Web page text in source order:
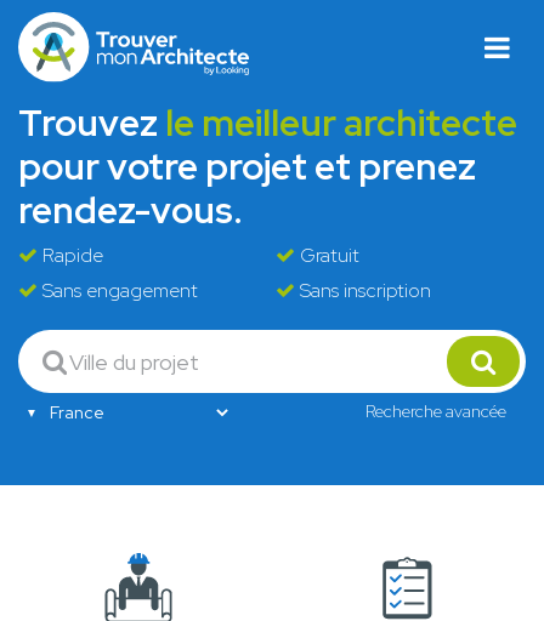
Trouvez le meilleur architecte
pour votre projet et prenez
rendez-vous.
Rapide
Gratuit
Sans engagement
Sans inscription
Recherche avancée